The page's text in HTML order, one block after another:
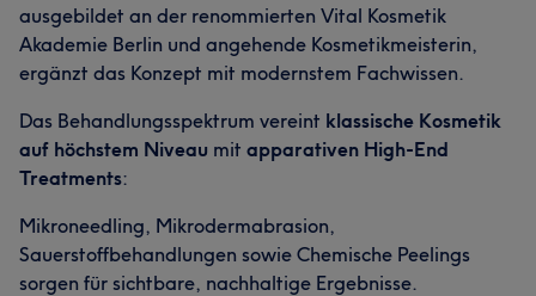
ausgebildet an der renommierten Vital Kosmetik
Akademie Berlin und angehende Kosmetikmeisterin,
ergänzt das Konzept mit modernstem Fachwissen.
Das Behandlungsspektrum vereint klassische Kosmetik
auf höchstem Niveau mit apparativen High-End
Treatments:
Mikroneedling, Mikrodermabrasion,
Sauerstoffbehandlungen sowie Chemische Peelings
sorgen für sichtbare, nachhaltige Ergebnisse.